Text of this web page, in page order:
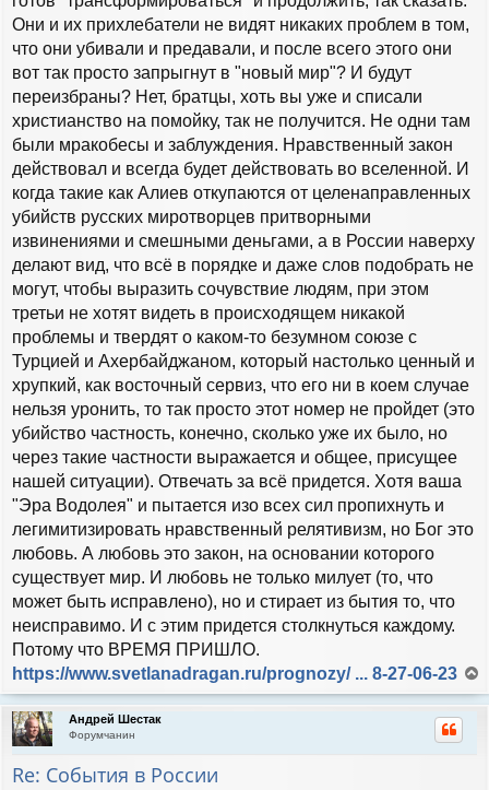
е
Они и их прихлебатели не видят никаких проблем в том,
что они убивали и предавали, и после всего этого они
вот так просто запрыгнут в "новый мир"? И будут
переизбраны? Нет, братцы, хоть вы уже и списали
христианство на помойку, так не получится. Не одни там
были мракобесы и заблуждения. Нравственный закон
действовал и всегда будет действовать во вселенной. И
когда такие как Алиев откупаются от целенаправленных
убийств русских миротворцев притворными
извинениями и смешными деньгами, а в России наверху
делают вид, что всё в порядке и даже слов подобрать не
могут, чтобы выразить сочувствие людям, при этом
третьи не хотят видеть в происходящем никакой
проблемы и твердят о каком-то безумном союзе с
Турцией и Ахербайджаном, который настолько ценный и
хрупкий, как восточный сервиз, что его ни в коем случае
нельзя уронить, то так просто этот номер не пройдет (это
убийство частность, конечно, сколько уже их было, но
через такие частности выражается и общее, присущее
нашей ситуации). Отвечать за всё придется. Хотя ваша
"Эра Водолея" и пытается изо всех сил пропихнуть и
легимитизировать нравственный релятивизм, но Бог это
любовь. А любовь это закон, на основании которого
существует мир. И любовь не только милует (то, что
может быть исправлено), но и стирает из бытия то, что
неисправимо. И с этим придется столкнуться каждому.
Потому что ВРЕМЯ ПРИШЛО.
https://www.svetlanadragan.ru/prognozy/ ... 8-27-06-23
р
Андрей Шестак
Форумчанин
Re: События в России